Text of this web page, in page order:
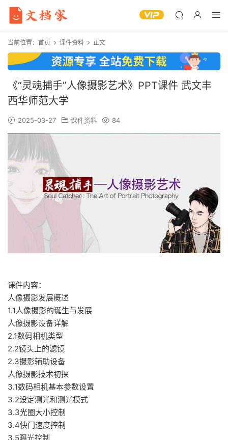
当前位置： 首页 课件资料 正文
《“灵魂捕手”人像摄影艺术》PPT课件 武文丰
西华师范大学
2025-03-27 课件资料 84
课件内容：
人像摄影发展概述
1.1人像摄影的诞生与发展
人像摄影设备详解
2.1数码相机类型
2.2镜头上的滤镜
2.3摄影辅助设备
人像摄影技术初探
3.1数码相机基本参数设置
3.2设定测光和测光模式
3.3光圈大小控制
3.4快门速度控制
3.5曝光控制